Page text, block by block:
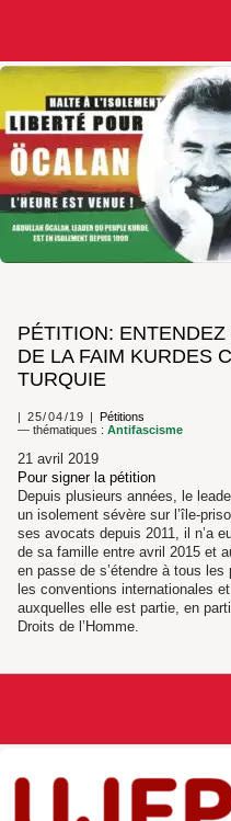
PÉTITION:
DE LA FAIM KURDES
TURQUIE
25/04/19
Pétitions
— thématiques : Antifascisme
21 avril 2019
Pour signer la pétition
Depuis plusieurs années, le
un isolement sévère sur l’île-
ses avocats depuis 2011, il n’a
de sa famille entre avril 2015 et
en passe de s’étendre à tous
les conventions internationales
auxquelles elle est partie, en
Droits de l’Homme.